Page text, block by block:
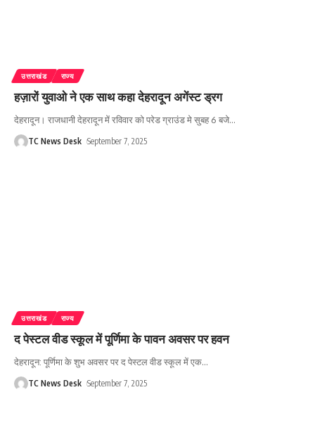
उत्तराखंड राज्य
हज़ारों युवाओ ने एक साथ कहा देहरादून अगेंस्ट ड्रग
देहरादून। राजधानी देहरादून में रविवार को परेड ग्राउंड मे सुबह 6 बजे…
TC News Desk September 7, 2025
उत्तराखंड राज्य
द पेस्टल वीड स्कूल में पूर्णिमा के पावन अवसर पर हवन
देहरादून: पूर्णिमा के शुभ अवसर पर द पेस्टल वीड स्कूल में एक…
TC News Desk September 7, 2025